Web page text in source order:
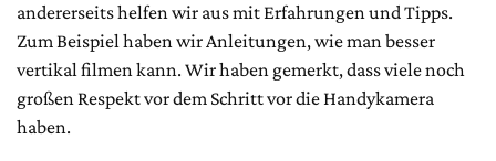
andererseits helfen wir aus mit Erfahrungen und Tipps.
Zum Beispiel haben wir Anleitungen, wie man besser
vertikal filmen kann. Wir haben gemerkt, dass viele noch
großen Respekt vor dem Schritt vor die Handykamera
haben.